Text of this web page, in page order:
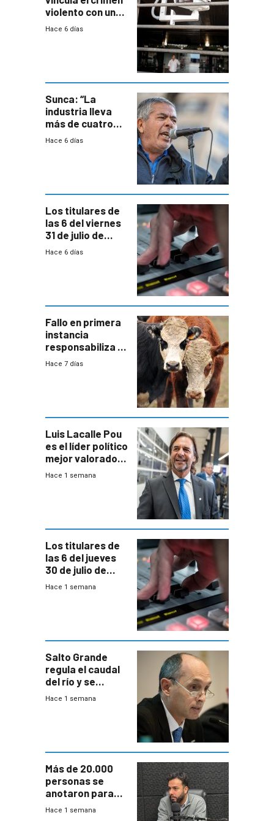
violento con una
menor creación
Hace 6 días
Sunca: “La
industria lleva
más de cuatro
meses sin
Hace 6 días
Los titulares de
las 6 del viernes
31 de julio de
2026
Hace 6 días
Fallo en primera
instancia
responsabiliza al
Estado por falta
Hace 7 días
Luis Lacalle Pou
es el líder político
mejor valorado
del país, según
Hace 1 semana
Los titulares de
las 6 del jueves
30 de julio de
2026
Hace 1 semana
Salto Grande
regula el caudal
del río y se
prepara para un
Hace 1 semana
Más de 20.000
personas se
anotaron para
las pruebas
Hace 1 semana